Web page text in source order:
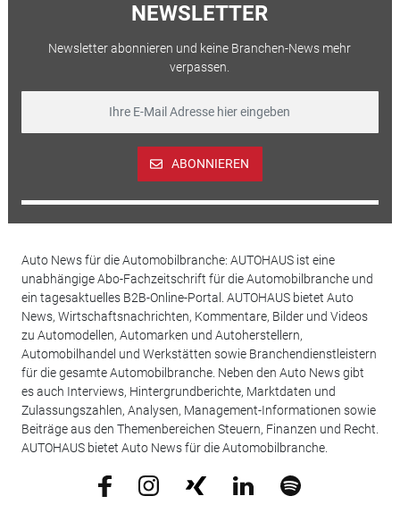
NEWSLETTER
Newsletter abonnieren und keine Branchen-News mehr
verpassen.
ABONNIEREN
Auto News für die Automobilbranche: AUTOHAUS ist eine
unabhängige Abo-Fachzeitschrift für die Automobilbranche und
ein tagesaktuelles B2B-Online-Portal. AUTOHAUS bietet Auto
News, Wirtschaftsnachrichten, Kommentare, Bilder und Videos
zu Automodellen, Automarken und Autoherstellern,
Automobilhandel und Werkstätten sowie Branchendienstleistern
für die gesamte Automobilbranche. Neben den Auto News gibt
es auch Interviews, Hintergrundberichte, Marktdaten und
Zulassungszahlen, Analysen, Management-Informationen sowie
Beiträge aus den Themenbereichen Steuern, Finanzen und Recht.
AUTOHAUS bietet Auto News für die Automobilbranche.